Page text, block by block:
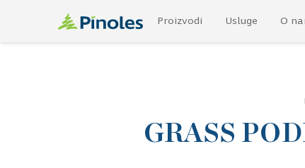
Proizvodi Usluge O
GRASS